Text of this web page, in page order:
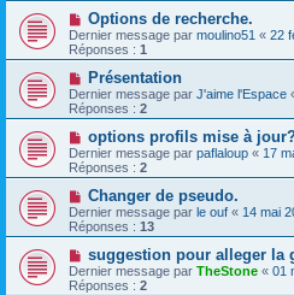
Options de recherche.
Dernier message par moulino51 « 22
Réponses : 1
Présentation
Dernier message par J'aime l'Espace
Réponses : 2
options profils mise à
Dernier message par paflaloup « 17
Réponses : 2
Changer de pseudo.
Dernier message par le ouf « 14 mai
Réponses : 13
suggestion pour alleger la
Dernier message par TheStone « 01
Réponses : 2